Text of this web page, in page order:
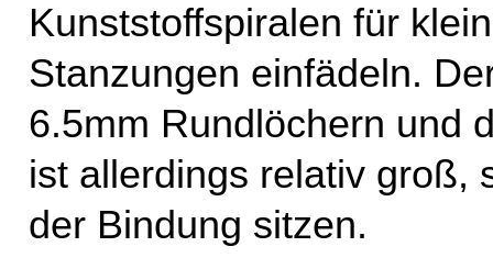
Kunststoffspiralen für
Stanzungen einfädeln.
6.5mm Rundlöchern und
ist allerdings relativ groß,
der Bindung sitzen.